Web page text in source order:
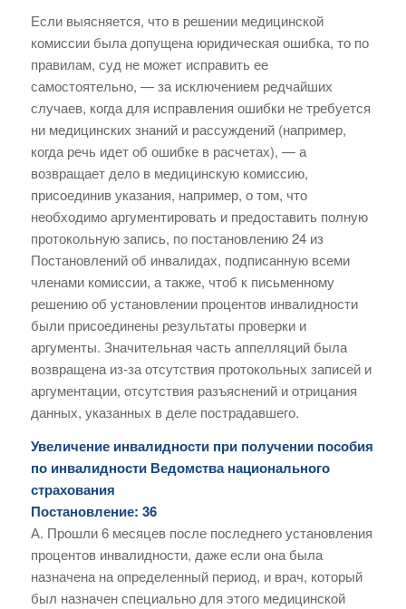
Если выясняется, что в решении медицинской
комиссии была допущена юридическая ошибка, то по
правилам, суд не может исправить ее
самостоятельно, — за исключением редчайших
случаев, когда для исправления ошибки не требуется
ни медицинских знаний и рассуждений (например,
когда речь идет об ошибке в расчетах), — а
возвращает дело в медицинскую комиссию,
присоединив указания, например, о том, что
необходимо аргументировать и предоставить полную
протокольную запись, по постановлению 24 из
Постановлений об инвалидах, подписанную всеми
членами комиссии, а также, чтоб к письменному
решению об установлении процентов инвалидности
были присоединены результаты проверки и
аргументы. Значительная часть аппелляций была
возвращена из-за отсутствия протокольных записей и
аргументации, отсутствия разъяснений и отрицания
данных, указанных в деле пострадавшего.
Увеличение инвалидности при получении пособия
по инвалидности Ведомства национального
страхования
Постановление: 36
А. Прошли 6 месяцев после последнего установления
процентов инвалидности, даже если она была
назначена на определенный период, и врач, который
был назначен специально для этого медицинской